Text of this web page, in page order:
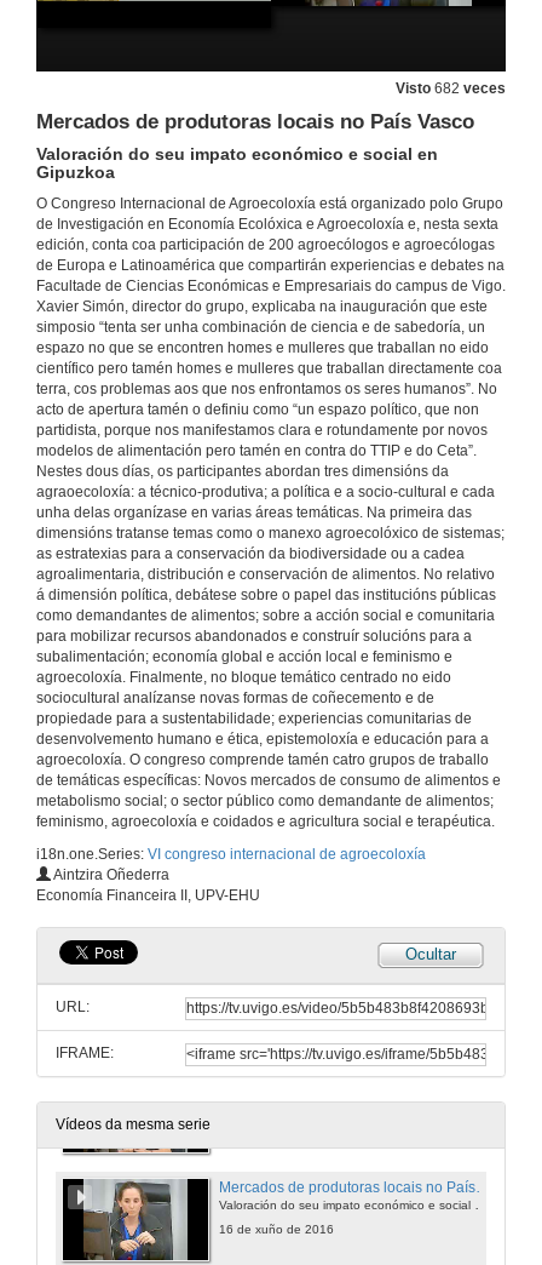
Visto 682 veces
Mercados de produtoras locais no País Vasco
Valoración do seu impato económico e social en
Gipuzkoa
O Congreso Internacional de Agroecoloxía está organizado polo Grupo
de Investigación en Economía Ecolóxica e Agroecoloxía e, nesta sexta
edición, conta coa participación de 200 agroecólogos e agroecólogas
de Europa e Latinoamérica que compartirán experiencias e debates na
Facultade de Ciencias Económicas e Empresariais do campus de Vigo.
Xavier Simón, director do grupo, explicaba na inauguración que este
simposio “tenta ser unha combinación de ciencia e de sabedoría, un
espazo no que se encontren homes e mulleres que traballan no eido
científico pero tamén homes e mulleres que traballan directamente coa
terra, cos problemas aos que nos enfrontamos os seres humanos”. No
acto de apertura tamén o definiu como “un espazo político, que non
partidista, porque nos manifestamos clara e rotundamente por novos
modelos de alimentación pero tamén en contra do TTIP e do Ceta”.
Nestes dous días, os participantes abordan tres dimensións da
agraoecoloxía: a técnico-produtiva; a política e a socio-cultural e cada
unha delas organízase en varias áreas temáticas. Na primeira das
dimensións tratanse temas como o manexo agroecolóxico de sistemas;
as estratexias para a conservación da biodiversidade ou a cadea
agroalimentaria, distribución e conservación de alimentos. No relativo
á dimensión política, debátese sobre o papel das institucións públicas
como demandantes de alimentos; sobre a acción social e comunitaria
para mobilizar recursos abandonados e construír solucións para a
subalimentación; economía global e acción local e feminismo e
agroecoloxía. Finalmente, no bloque temático centrado no eido
sociocultural analízanse novas formas de coñecemento e de
propiedade para a sustentabilidade; experiencias comunitarias de
desenvolvemento humano e ética, epistemoloxía e educación para a
agroecoloxía. O congreso comprende tamén catro grupos de traballo
de temáticas específicas: Novos mercados de consumo de alimentos e
metabolismo social; o sector público como demandante de alimentos;
feminismo, agroecoloxía e coidados e agricultura social e terapéutica.
i18n.one.Series: VI congreso internacional de agroecoloxía
Aintzira Oñederra
Economía Financeira II, UPV-EHU
Ocultar
URL:
IFRAME:
Vídeos da mesma serie
Un programa terapéutico para a integración interxeracional
16 de xuño de 2016
Terapia hortícola como ferramenta educativa, terapeutica e de participación social
Intervención de Inma Peñas e Leila Alcalde
16 de xuño de 2016
Cultivando o Clima e a Comunidade. 3C
16 de xuño de 2016
Agricultura social e terapéutica. Quenda de cuestións
Quenda de cuestións
16 de xuño de 2016
O programa Verdear
Horticultura social no periurbano vigués
16 de xuño de 2016
Cultivando saúde
16 de xuño de 2016
Presentación de Ana E. Hervás
Presentación de Ana E. Hervás
16 de xuño de 2016
16 de xuño de 2016
Agricultura Social e Terapéutica: Quenda de cuestións
Quenda de cuestións
16 de xuño de 2016
Proxecto "Campos de vida"
Valoración do seu impato económico e social en Gipuzkoa
16 de xuño de 2016